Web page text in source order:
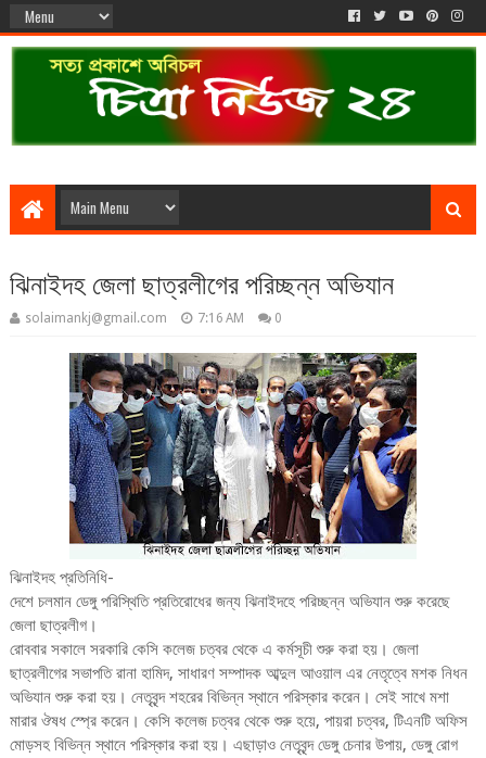
ঝিনাইদহ জেলা ছাত্রলীগের পরিচ্ছন্ন অভিযান
solaimankj@gmail.com 7:16 AM 0
ঝিনাইদহ প্রতিনিধি-
দেশে চলমান ডেঙ্গু পরিস্থিতি প্রতিরোধের জন্য ঝিনাইদহে পরিচ্ছন্ন অভিযান শুরু করেছে
জেলা ছাত্রলীগ।
রোববার সকালে সরকারি কেসি কলেজ চত্বর থেকে এ কর্মসূচী শুরু করা হয়। জেলা
ছাত্রলীগের সভাপতি রানা হামিদ, সাধারণ সম্পাদক আব্দুল আওয়াল এর নেতৃত্বে মশক নিধন
অভিযান শুরু করা হয়। নেতৃবৃন্দ শহরের বিভিন্ন স্থানে পরিস্কার করেন। সেই সাখে মশা
মারার ঔষধ স্প্রে করেন। কেসি কলেজ চত্বর থেকে শুরু হয়ে, পায়রা চত্বর, টিএনটি অফিস
মোড়সহ বিভিন্ন স্থানে পরিস্কার করা হয়। এছাড়াও নেতৃবৃন্দ ডেঙ্গু চেনার উপায়, ডেঙ্গু রোগ